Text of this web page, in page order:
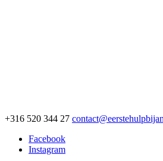
+316 520 344 27
Facebook
Instagram